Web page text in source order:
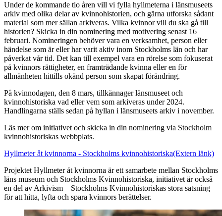
Under de kommande tio åren vill vi fylla hyllmeterna i länsmuseets
arkiv med olika delar av kvinnohistorien, och gärna utforska sådant
material som mer sällan arkiveras. Vilka kvinnor vill du ska gå till
historien? Skicka in din nominering med motivering senast 16
februari. Nomineringen behöver vara en verksamhet, person eller
händelse som är eller har varit aktiv inom Stockholms län och har
påverkat vår tid. Det kan till exempel vara en rörelse som fokuserat
på kvinnors rättigheter, en framträdande kvinna eller en för
allmänheten hittills okänd person som skapat förändring.
På kvinnodagen, den 8 mars, tillkännager länsmuseet och
kvinnohistoriska vad eller vem som arkiveras under 2024.
Handlingarna ställs sedan på hyllan i länsmuseets arkiv i november.
Läs mer om initiativet och skicka in din nominering via Stockholm
kvinnohistoriskas webbplats.
Hyllmeter åt kvinnorna - Stockholms kvinnohistoriska(Extern länk)
Projektet Hyllmeter åt kvinnorna är ett samarbete mellan Stockholms
läns museum och Stockholms Kvinnohistoriska, initiativet är också
en del av Arkivism – Stockholms Kvinnohistoriskas stora satsning
för att hitta, lyfta och spara kvinnors berättelser.